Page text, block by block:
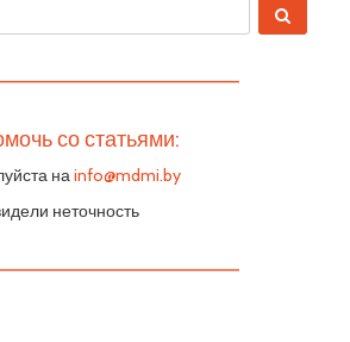
со статьями:
наinfo@mdmi.by
неточность